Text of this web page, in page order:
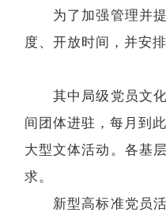
为了加强管理并提
度、开放时间，并安
其中局级党员文化
间团体进驻，每月到
大型文体活动。 各基
求。
新型高标准党员活